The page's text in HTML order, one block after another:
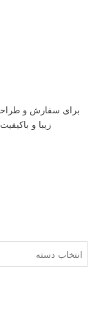
برای سفارش و